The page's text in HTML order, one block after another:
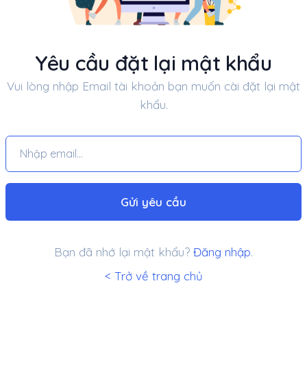
Yêu cầu đặt lại mật khẩu
Vui lòng nhập Email tài khoản bạn muốn cài đặt lại mật
khẩu.
Gửi yêu cầu
Bạn đã nhớ lại mật khẩu? Đăng nhập.
< Trở về trang chủ